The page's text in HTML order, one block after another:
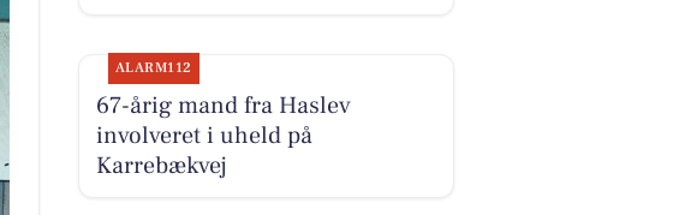
ALARM112
67-årig mand fra Haslev
involveret i uheld på
Karrebækvej